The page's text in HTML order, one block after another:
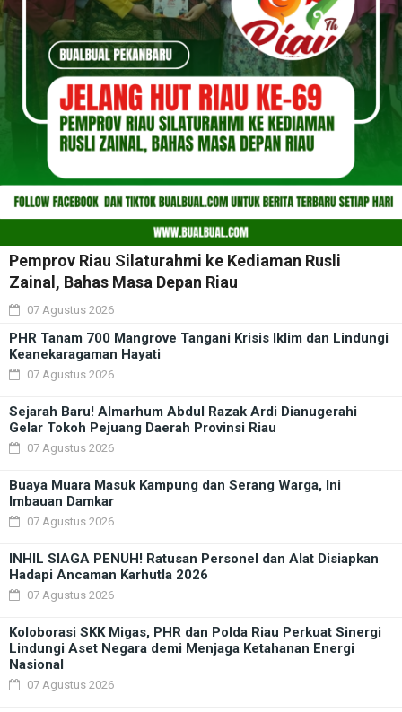
Pemprov Riau Silaturahmi ke Kediaman Rusli
Zainal, Bahas Masa Depan Riau
07 Agustus 2026
PHR Tanam 700 Mangrove Tangani Krisis Iklim dan Lindungi
Keanekaragaman Hayati
07 Agustus 2026
Sejarah Baru! Almarhum Abdul Razak Ardi Dianugerahi
Gelar Tokoh Pejuang Daerah Provinsi Riau
07 Agustus 2026
Buaya Muara Masuk Kampung dan Serang Warga, Ini
Imbauan Damkar
07 Agustus 2026
INHIL SIAGA PENUH! Ratusan Personel dan Alat Disiapkan
Hadapi Ancaman Karhutla 2026
07 Agustus 2026
Koloborasi SKK Migas, PHR dan Polda Riau Perkuat Sinergi
Lindungi Aset Negara demi Menjaga Ketahanan Energi
Nasional
07 Agustus 2026